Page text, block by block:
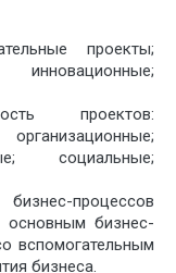
проекты;
проектов:
социальные;
процессов
основным бизнес-
вспомогательным
бизнеса.